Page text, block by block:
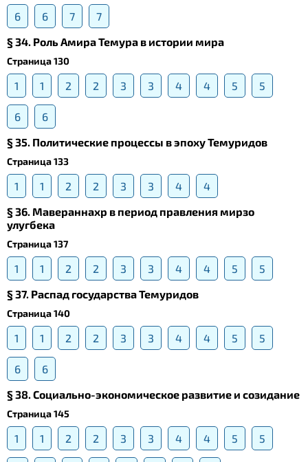
6 6 7
7
§ 34. Роль Амира Темура в истории мира
Страница 130
1 1 2 2 3 3 4 4 5 5
6
6
§ 35. Политические процессы в эпоху Темуридов
Страница 133
1 1 2 2 3 3 4
4
§ 36. Мавераннахр в период правления мирзо
улугбека
Страница 137
1 1 2 2 3 3 4 4 5
5
§ 37. Распад государства Темуридов
Страница 140
1 1 2 2 3 3 4 4 5 5
6
6
§ 38. Социально-экономическое развитие и созидание
Страница 145
1 1 2 2 3 3 4 4 5 5